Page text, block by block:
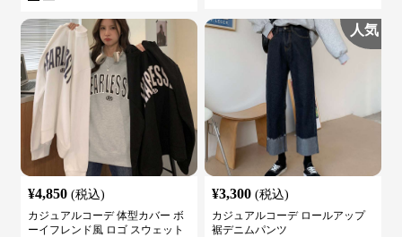
¥4,850 (税込)
カジュアルコーデ 体型カバー ボ
ーイフレンド風 ロゴ スウェット
人気
¥3,300 (税込)
カジュアルコーデ ロールアップ
裾デニムパンツ